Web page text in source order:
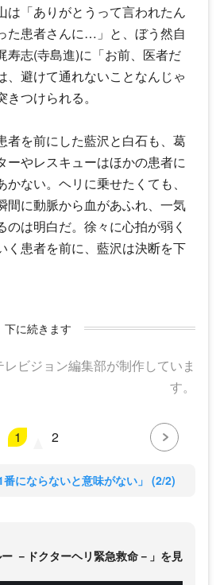
は「ありがとうって言われたん
た患者さんに…」と、ぼう然自
寿志(寺島進)に「お前、医者だ
避けて通れないことなんじゃ
つけられる。
者を前にした藍沢と白石も、葛
ーやレスキューはほかの患者に
ない。ヘリに乗せたくても、
間に動脈から血があふれ、一気
のは明白だ。徐々に心拍が弱く
く患者を前に、藍沢は決断を下
下に続きます
ビジョン編集部が制作していま
す。
1 2
にならないと意味がない」 (2/2)
－ドクターヘリ緊急救命－」を見